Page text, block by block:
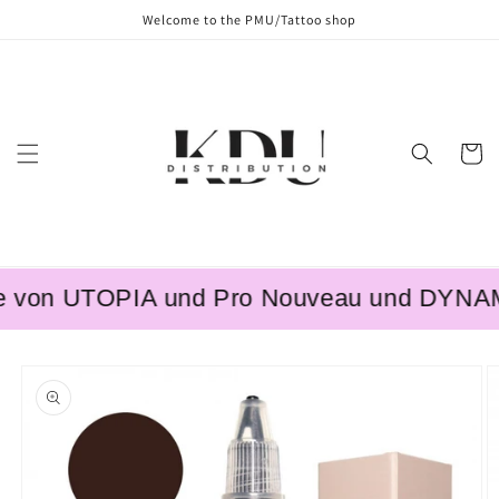
Welcome to the PMU/Tattoo shop
Cart
UTOPIA und Pro Nouveau und
product
information